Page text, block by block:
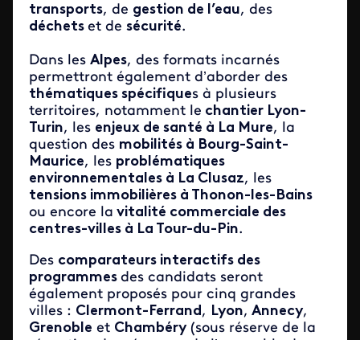
transports, de gestion de l’eau, des
déchets et de sécurité.
Dans les Alpes, des formats incarnés
permettront également d’aborder des
thématiques spécifiques à plusieurs
territoires, notamment le chantier Lyon-
Turin, les enjeux de santé à La Mure, la
question des mobilités à Bourg-Saint-
Maurice, les problématiques
environnementales à La Clusaz, les
tensions immobilières à Thonon-les-Bains
ou encore la vitalité commerciale des
centres-villes à La Tour-du-Pin.
Des comparateurs interactifs des
programmes des candidats seront
également proposés pour cinq grandes
villes : Clermont-Ferrand , Lyon, Annecy,
Grenoble et Chambéry(sous réserve de la